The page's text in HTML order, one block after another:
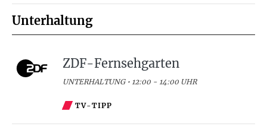
Unterhaltung
ZDF-Fernsehgarten
UNTERHALTUNG • 12:00 - 14:00 UHR
TV-TIPP